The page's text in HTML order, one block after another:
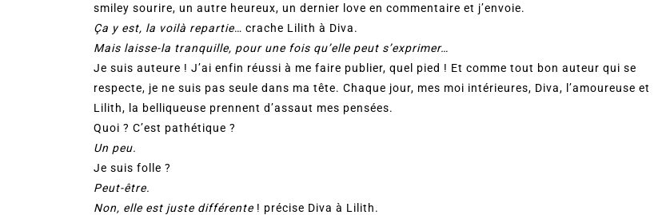
smiley sourire, un autre heureux, un dernier love en commentaire et j’envoie.
Ça y est, la voilà repartie… crache Lilith à Diva.
Mais laisse-la tranquille, pour une fois qu’elle peut s’exprimer…
Je suis auteure ! J’ai enfin réussi à me faire publier, quel pied ! Et comme tout bon auteur qui se
respecte, je ne suis pas seule dans ma tête. Chaque jour, mes moi intérieures, Diva, l’amoureuse et
Lilith, la belliqueuse prennent d’assaut mes pensées.
Quoi ? C’est pathétique ?
Un peu.
Je suis folle ?
Peut-être.
Non, elle est juste différente ! précise Diva à Lilith.